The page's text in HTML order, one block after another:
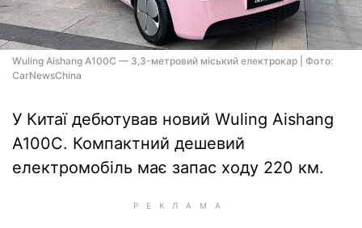
Wuling Aishang A100C — 3,3-метровий міський електрокар | Фото:
CarNewsChina
У Китаї дебютував новий Wuling Aishang
A100C. Компактний дешевий
електромобіль має запас ходу 220 км.